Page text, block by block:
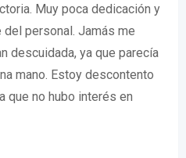
Muy poca dedicación y
personal. Jamás me
descuidada, ya que parecía
mano. Estoy descontento
que no hubo interés en